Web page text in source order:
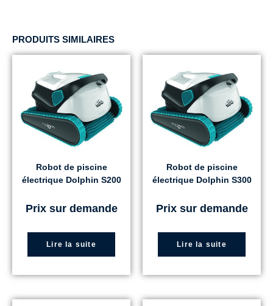
PRODUITS SIMILAIRES
Robot de piscine
électrique Dolphin S200
Prix sur demande
Lire la suite
Robot de piscine
électrique Dolphin S300
Prix sur demande
Lire la suite